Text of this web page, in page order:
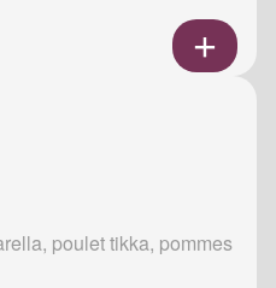
poulet tikka, pommes